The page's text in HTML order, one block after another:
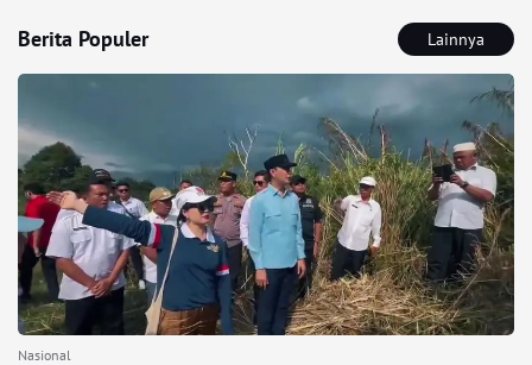
Berita Populer Lainnya
Nasional